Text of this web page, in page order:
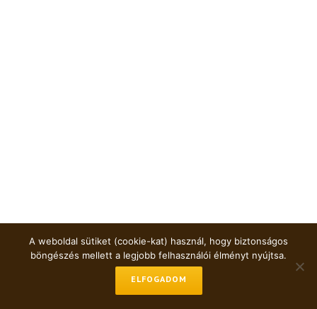
A weboldal sütiket (cookie-kat) használ, hogy biztonságos
böngészés mellett a legjobb felhasználói élményt nyújtsa.
ELFOGADOM